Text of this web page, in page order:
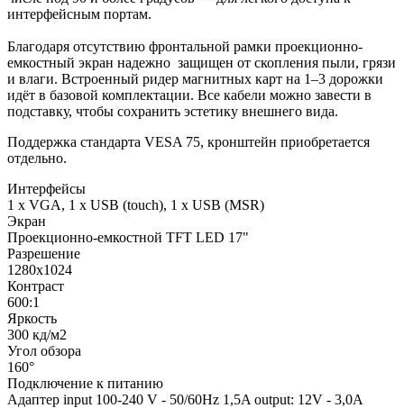
интерфейсным портам.
Благодаря отсутствию фронтальной рамки проекционно-
емкостный экран надежно защищен от скопления пыли, грязи
и влаги. Встроенный ридер магнитных карт на 1–3 дорожки
идёт в базовой комплектации. Все кабели можно завести в
подставку, чтобы сохранить эстетику внешнего вида.
Поддержка стандарта VESA 75, кронштейн приобретается
отдельно.
Интерфейсы
1 x VGA, 1 х USB (touch), 1 х USB (MSR)
Экран
Проекционно-емкостной TFT LED 17"
Разрешение
1280х1024
Контраст
600:1
Яркость
300 кд/м2
Угол обзора
160°
Подключение к питанию
Адаптер input 100-240 V - 50/60Hz 1,5A output: 12V - 3,0A